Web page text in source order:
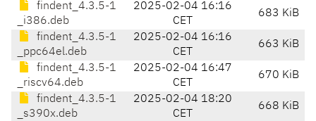
findent_4.3.5-1
_i386.deb
2025-02-04 16:16
CET
683 KiB
findent_4.3.5-1
_ppc64el.deb
2025-02-04 16:16
CET
663 KiB
findent_4.3.5-1
_riscv64.deb
2025-02-04 16:47
CET
670 KiB
findent_4.3.5-1
_s390x.deb
2025-02-04 18:20
CET
668 KiB